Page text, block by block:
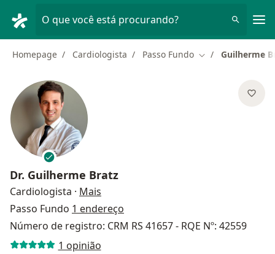
O que você está procurando?
Homepage Cardiologista Passo Fundo Mudar de cidade
Guilherme
Dr. Guilherme Bratz
Cardiologista · Mais
Passo Fundo 1 endereço
Número de registro: CRM RS 41657 - RQE Nº: 42559
1 opinião